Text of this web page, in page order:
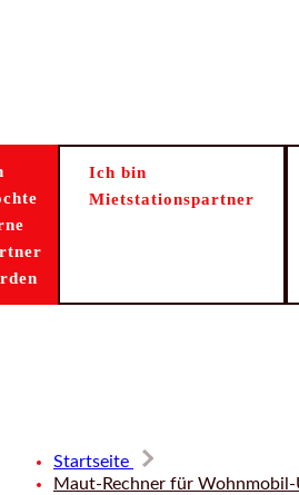
Ich bin
Mietstationspartner
Startseite
Maut-Rechner für